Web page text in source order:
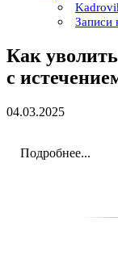
Записи
Как
с
04.03.2025
Подробнее...